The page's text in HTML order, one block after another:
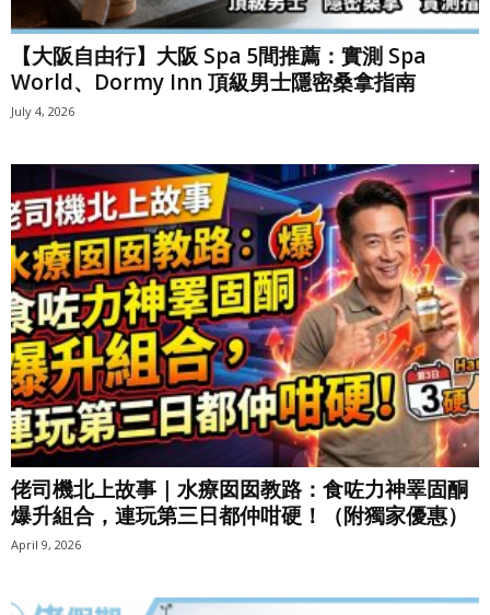
【大阪自由行】大阪 Spa 5間推薦：實測 Spa
World、Dormy Inn 頂級男士隱密桑拿指南
July 4, 2026
佬司機北上故事｜水療囡囡教路：食咗力神睪固酮
爆升組合，連玩第三日都仲咁硬！（附獨家優惠）
April 9, 2026